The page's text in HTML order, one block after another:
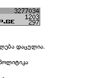
დაცულია.